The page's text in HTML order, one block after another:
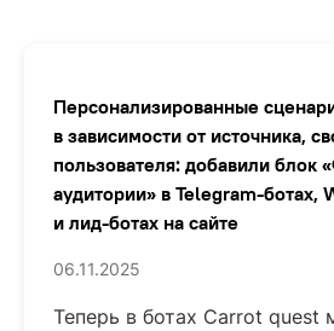
Персонализированные
в зависимости от источника,
пользователя: добавили блок
аудитории» в Telegram-ботах,
и лид-ботах на сайте
06.11.2025
Теперь в ботах Carrot quest